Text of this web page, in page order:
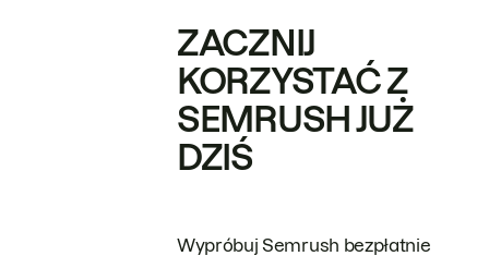
ZACZNIJ
KORZYSTAĆ Z
SEMRUSH JUŻ
DZIŚ
Wypróbuj Semrush bezpłatnie